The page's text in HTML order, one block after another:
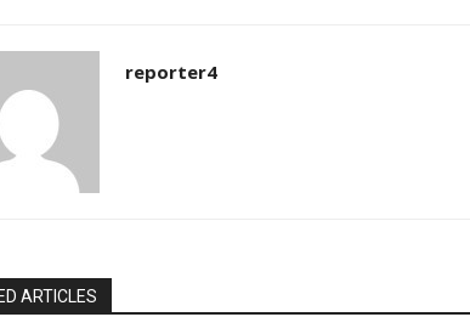
reporter4
ARTICLES